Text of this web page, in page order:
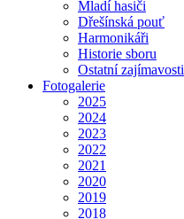
Mladí hasiči
Dřešínská pouť
Harmonikáři
Historie sboru
Ostatní zajímavosti
Fotogalerie
2025
2024
2023
2022
2021
2020
2019
2018